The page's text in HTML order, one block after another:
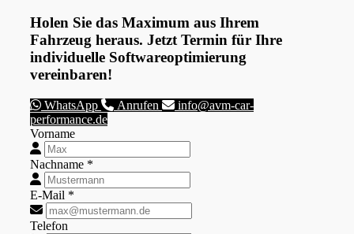
Holen Sie das Maximum aus Ihrem
Fahrzeug heraus. Jetzt Termin für Ihre
individuelle Softwareoptimierung
vereinbaren!
WhatsApp Anrufen
info@avm-car-
performance.de
Vorname
Nachname *
E-Mail *
Telefon